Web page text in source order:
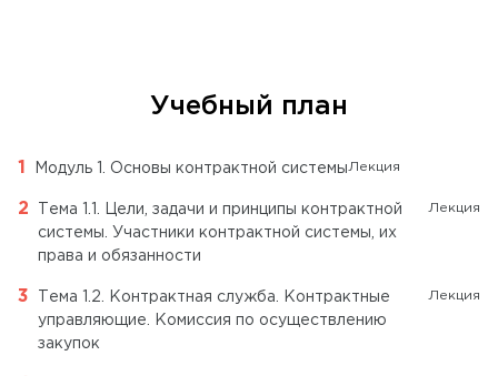
Учебный план
Модуль 1. Основы контрактной системы Лекция
Тема 1.1. Цели, задачи и принципы контрактной
системы. Участники контрактной системы, их
права и обязанности
Лекция
Тема 1.2. Контрактная служба. Контрактные
управляющие. Комиссия по осуществлению
закупок
Лекция